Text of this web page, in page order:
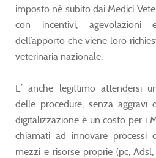
imposto né subito dai Medici
con incentivi, agevolazioni
dell’apporto che viene loro
veterinaria nazionale.
E’ anche legittimo attendersi
delle procedure, senza
digitalizzazione è un costo per i
chiamati ad innovare processi
mezzi e risorse proprie (pc,